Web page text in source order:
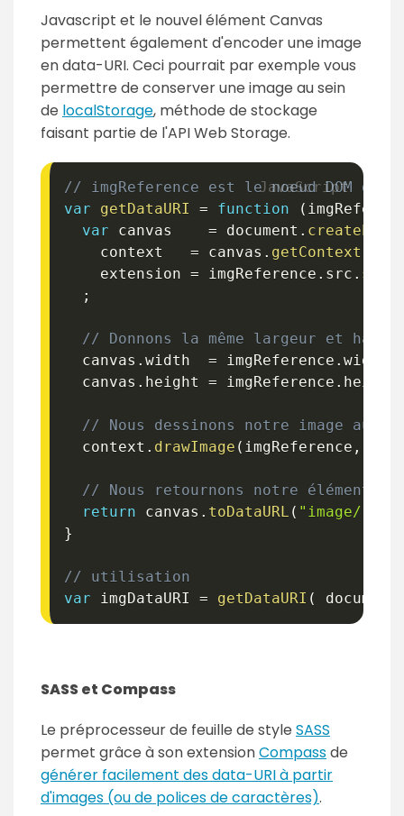
Javascript et le nouvel élément Canvas
permettent également d'encoder une image
en data-URI. Ceci pourrait par exemple vous
permettre de conserver une image au sein
de localStorage, méthode de stockage
faisant partie de l'API Web Storage.
// imgReference est le noeud DOM
var
getDataURI = function (
var canvas = document .
    context
= canvas . getContext
    extension
= imgReference . src .
;
// Donnons la même largeur et
  canvas
. width = imgReference . width
  canvas
. height = imgReference . height
// Nous dessinons notre image au
  context
. drawImage ( imgReference ,
// Nous retournons notre élément
return canvas . toDataURL ( "image/"
}
// utilisation
var imgDataURI = getDataURI ( document
SASS et Compass
Le préprocesseur de feuille de style SASS
permet grâce à son extensionCompassde
générer facilement des data-URI à partir
d'images (ou de polices de caractères).